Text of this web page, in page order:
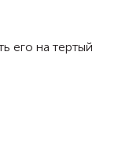
его на тертый